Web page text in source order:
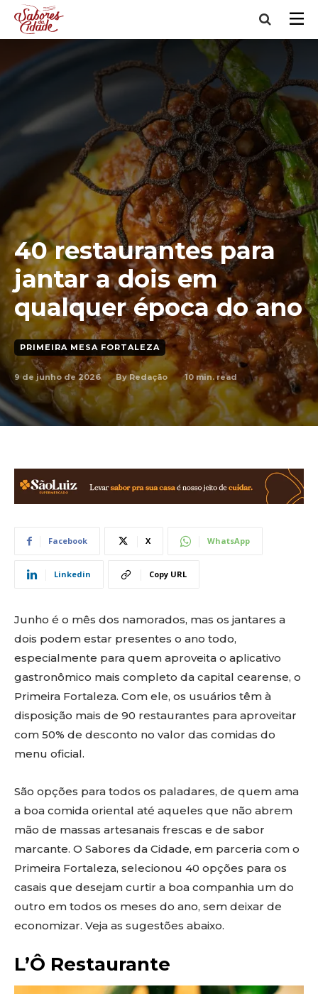
40 restaurantes para
jantar a dois em
qualquer época do ano
PRIMEIRA MESA FORTALEZA
9 de junho de 2026 By Redação 10 min. read
Facebook X WhatsApp
Linkedin Copy URL
Junho é o mês dos namorados, mas os jantares a
dois podem estar presentes o ano todo,
especialmente para quem aproveita o aplicativo
gastronômico mais completo da capital cearense, o
Primeira Fortaleza. Com ele, os usuários têm à
disposição mais de 90 restaurantes para aproveitar
com 50% de desconto no valor das comidas do
menu oficial.
São opções para todos os paladares, de quem ama
a boa comida oriental até aqueles que não abrem
mão de massas artesanais frescas e de sabor
marcante. O Sabores da Cidade, em parceria com o
Primeira Fortaleza, selecionou 40 opções para os
casais que desejam curtir a boa companhia um do
outro em todos os meses do ano, sem deixar de
economizar. Veja as sugestões abaixo.
L’Ô Restaurante